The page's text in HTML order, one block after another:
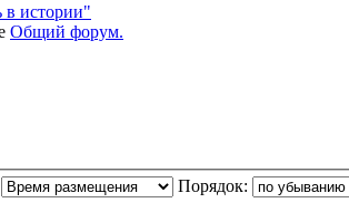
в истории"
Общий форум.
Порядок: